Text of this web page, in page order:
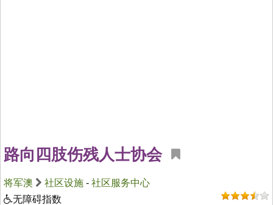
路向四肢伤残人士协会
将军澳 社区设施 - 社区服务中心
无障碍指数